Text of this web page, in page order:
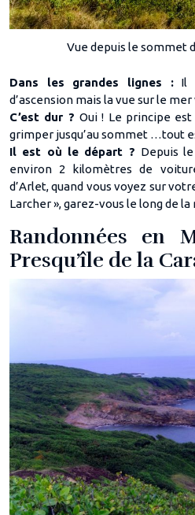
Vue depuis le sommet
Dans les grandes lignes :Il
d’ascension mais la vue sur le
C’est dur ? Oui ! Le principe
grimper jusqu’au sommet …tout
Il est où le départ ? Depuis
environ 2 kilomètres de
d’Arlet, quand vous voyez sur
Larcher », garez-vous le long de
Randonnées en
Presqu’île de la